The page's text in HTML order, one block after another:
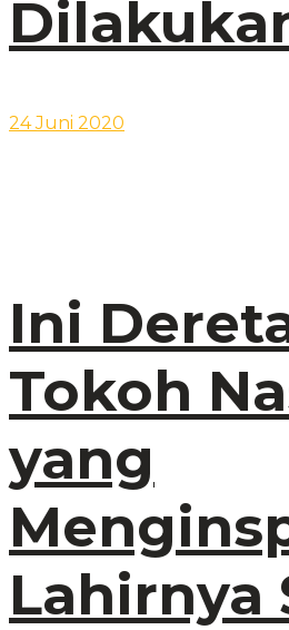
24 Juni 2020
Ini
Tokoh
yang
Lahirnya